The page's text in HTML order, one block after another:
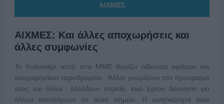
ΑΙΧΜΕΣ
ΑΙΧΜΕΣ: Και άλλες αποχωρήσεις και
άλλες συμφωνίες
Το Καλοκαίρι αυτό στα ΜΜΕ θυμίζει αίθουσα αφίξεων και
αναχωρήσεων αεροδρομίου. Άλλοι γνωρίζουν τον προορισμό
τους και άλλοι αλλάζουν πορεία, ενώ έχουν ξεκινήσει για
άλλου καταλήγουν σε άλλο σημείο. Η κινητικότητα είναι